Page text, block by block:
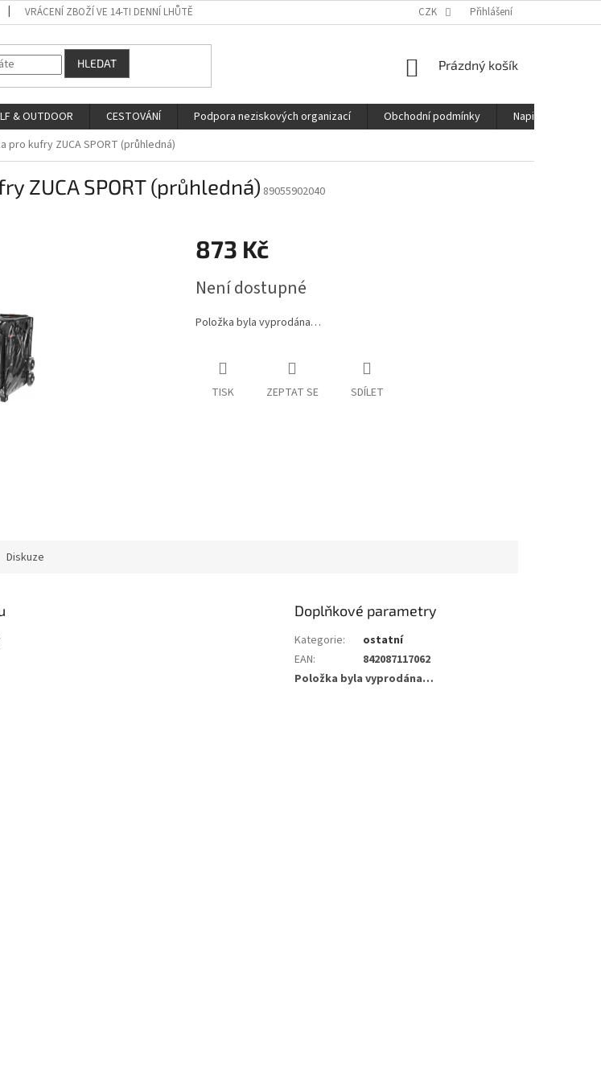
VRÁCENÍ ZBOŽÍ VE 14-TI DENNÍ LHŮTĚ CZK Přihlášení
HLEDAT
NÁKUPNÍ
Prázdný košík
& OUTDOOR CESTOVÁNÍ Podpora neziskových organizací Obchodní podmínky
Napište nám
pro kufry ZUCA SPORT (průhledná)
ZUCA SPORT (průhledná) 89055902040
873 Kč
cena:
Není dostupné
Položka byla vyprodána…
TISK ZEPTAT SE SDÍLET
Diskuze
Doplňkové parametry
Kategorie:
ostatní
EAN:
842087117062
Položka byla vyprodána…